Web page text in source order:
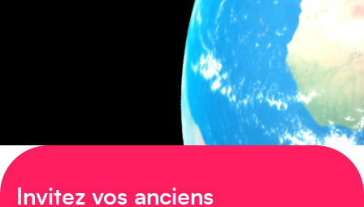
Invitez vos anciens